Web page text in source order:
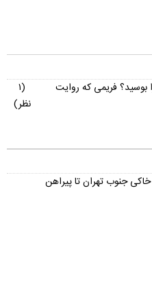
بوسید؟ فریمی که روایت
(۱
نظر)
جنوب تهران تا پیراهن